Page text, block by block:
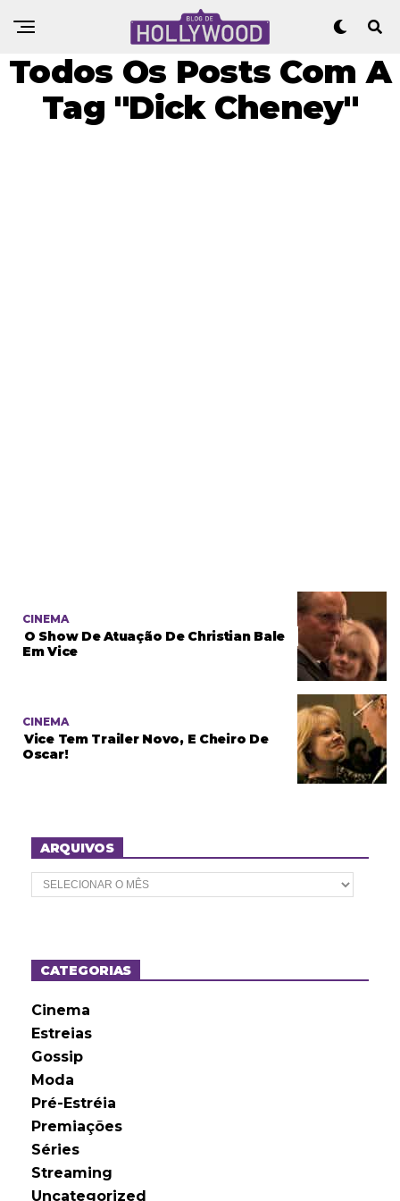
Todos Os Posts Com A
Tag "Dick Cheney"
CINEMA
O Show De Atuação De Christian Bale
Em Vice
CINEMA
Vice Tem Trailer Novo, E Cheiro De
Oscar!
ARQUIVOS
A
r
o
sCATEGORIAS
Cinema
Estreias
Gossip
Moda
Pré-Estréia
Premiações
Séries
Streaming
Uncategorized